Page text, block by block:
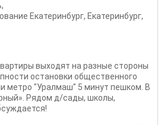
,
Екатеринбург, Екатеринбург,
выходят на разные стороны
остановки общественного
метро "Уралмаш" 5 минут пешком. В
Рядом д/сады, школы,